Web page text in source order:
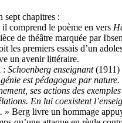
sept chapitres :
comprend le poème en vers
de théâtre marquée par
les premiers essais d’un
un avenir littéraire.
: Schoenberg enseignant(1911)
est pédagogue par nature.
ses actions des
En lui coexistent
» Berg livre un hommage